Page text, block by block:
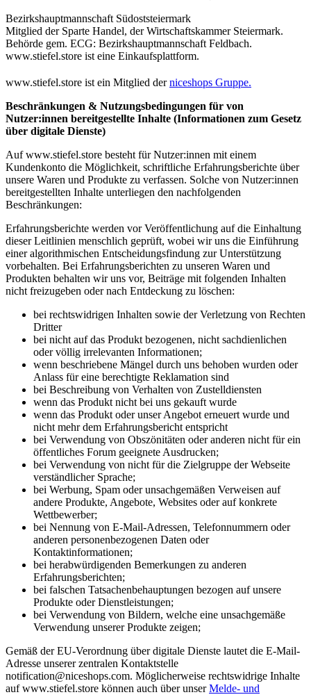
Bezirkshauptmannschaft Südoststeiermark
Mitglied der Sparte Handel, der Wirtschaftskammer Steiermark.
Behörde gem. ECG: Bezirkshauptmannschaft Feldbach.
www.stiefel.store ist eine Einkaufsplattform.
www.stiefel.store ist ein Mitglied derniceshops Gruppe.
Beschränkungen & Nutzungsbedingungen für von
Nutzer:innen bereitgestellte Inhalte (Informationen zum Gesetz
über digitale Dienste)
Auf www.stiefel.store besteht für Nutzer:innen mit einem
Kundenkonto die Möglichkeit, schriftliche Erfahrungsberichte über
unsere Waren und Produkte zu verfassen. Solche von Nutzer:innen
bereitgestellten Inhalte unterliegen den nachfolgenden
Beschränkungen:
Erfahrungsberichte werden vor Veröffentlichung auf die Einhaltung
dieser Leitlinien menschlich geprüft, wobei wir uns die Einführung
einer algorithmischen Entscheidungsfindung zur Unterstützung
vorbehalten. Bei Erfahrungsberichten zu unseren Waren und
Produkten behalten wir uns vor, Beiträge mit folgenden Inhalten
nicht freizugeben oder nach Entdeckung zu löschen:
bei rechtswidrigen Inhalten sowie der Verletzung von Rechten
Dritter
bei nicht auf das Produkt bezogenen, nicht sachdienlichen
oder völlig irrelevanten Informationen;
wenn beschriebene Mängel durch uns behoben wurden oder
Anlass für eine berechtigte Reklamation sind
bei Beschreibung von Verhalten von Zustelldiensten
wenn das Produkt nicht bei uns gekauft wurde
wenn das Produkt oder unser Angebot erneuert wurde und
nicht mehr dem Erfahrungsbericht entspricht
bei Verwendung von Obszönitäten oder anderen nicht für ein
öffentliches Forum geeignete Ausdrucken;
bei Verwendung von nicht für die Zielgruppe der Webseite
verständlicher Sprache;
bei Werbung, Spam oder unsachgemäßen Verweisen auf
andere Produkte, Angebote, Websites oder auf konkrete
Wettbewerber;
bei Nennung von E-Mail-Adressen, Telefonnummern oder
anderen personenbezogenen Daten oder
Kontaktinformationen;
bei herabwürdigenden Bemerkungen zu anderen
Erfahrungsberichten;
bei falschen Tatsachenbehauptungen bezogen auf unsere
Produkte oder Dienstleistungen;
bei Verwendung von Bildern, welche eine unsachgemäße
Verwendung unserer Produkte zeigen;
Gemäß der EU-Verordnung über digitale Dienste lautet die E-Mail-
Adresse unserer zentralen Kontaktstelle
notification@niceshops.com. Möglicherweise rechtswidrige Inhalte
auf www.stiefel.store können auch über unserMelde- und